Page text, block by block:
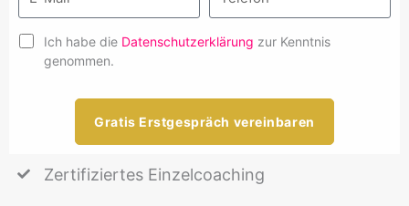
Zertifiziertes Einzelcoaching
Ich habe die Datenschutzerklärung zur Kenntnis
genommen.
Gratis Erstgespräch vereinbaren